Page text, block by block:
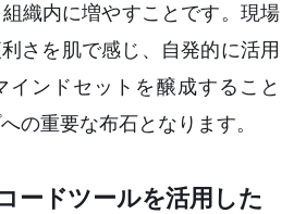
織内に増やすことです。現場
さを肌で感じ、自発的に活用
インドセットを醸成すること
の重要な布石となります。
ードツールを活用した